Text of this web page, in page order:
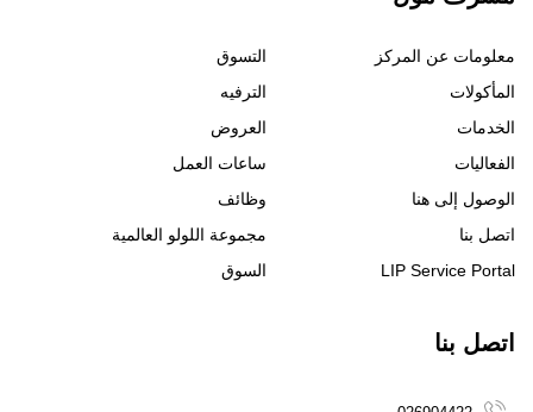
معلومات عن المركز
التسوق
المأكولات
الترفيه
الخدمات
العروض
الفعاليات
ساعات العمل
الوصول إلى هنا
وظائف
اتصل بنا
مجموعة اللولو العالمية
LIP Service Portal
السوق
اتصل بنا